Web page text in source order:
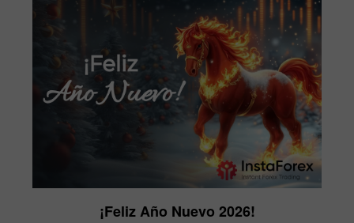
¡Feliz Año Nuevo 2026!